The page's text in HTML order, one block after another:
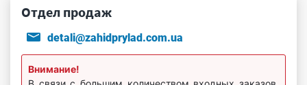
Отдел продаж
detali@zahidprylad.com.ua
Внимание!